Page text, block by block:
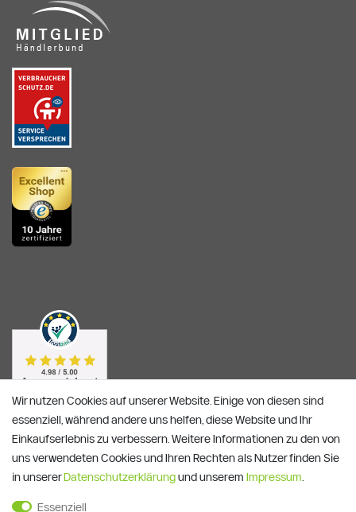
Wir nutzen Cookies auf unserer Website. Einige von diesen sind
essenziell, während andere uns helfen, diese Website und Ihr
Einkaufserlebnis zu verbessern. Weitere Informationen zu den von
uns verwendeten Cookies und Ihren Rechten als Nutzer finden Sie
in unsererDaten­schutz­erklärungund unserem Impressum
Essenziell